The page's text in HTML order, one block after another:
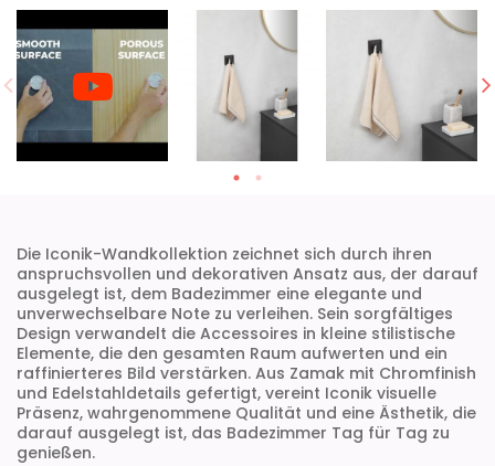
Die Iconik-Wandkollektion zeichnet sich durch ihren
anspruchsvollen und dekorativen Ansatz aus, der darauf
ausgelegt ist, dem Badezimmer eine elegante und
unverwechselbare Note zu verleihen. Sein sorgfältiges
Design verwandelt die Accessoires in kleine stilistische
Elemente, die den gesamten Raum aufwerten und ein
raffinierteres Bild verstärken. Aus Zamak mit Chromfinish
und Edelstahldetails gefertigt, vereint Iconik visuelle
Präsenz, wahrgenommene Qualität und eine Ästhetik, die
darauf ausgelegt ist, das Badezimmer Tag für Tag zu
genießen.